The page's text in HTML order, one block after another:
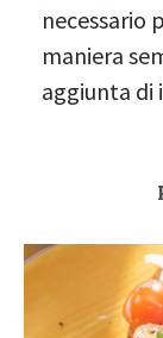
necessario
maniera
aggiunta di